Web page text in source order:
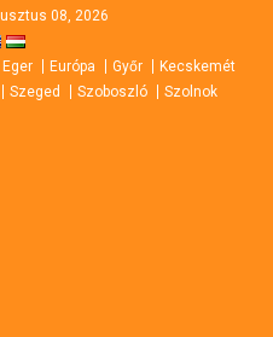
08, 2026
Eger Európa Győr
Kecskemét
Szeged Szoboszló Szolnok